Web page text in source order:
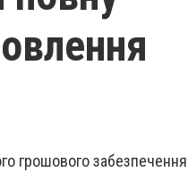
грошового забезпечення